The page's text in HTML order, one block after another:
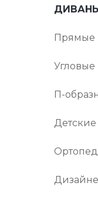
Прямые
Угловые
П-
Детские